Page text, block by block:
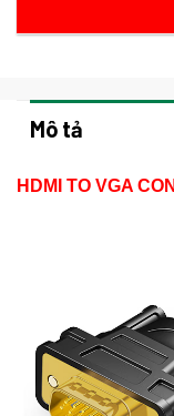
Mô tả
HDMI TO VGA